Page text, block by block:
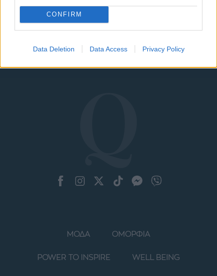
CONFIRM
Data Deletion Data Access Privacy Policy
ΜΟΔΑ ΟΜΟΡΦΙΑ
POWER TO INSPIRE WELL BEING